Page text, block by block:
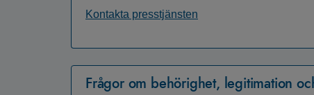
Kontakta presstjänsten
Frågor om behörighet, legitimation